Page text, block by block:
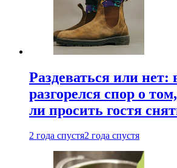
Раздеваться или нет:
разгорелся спор о
ли просить гостя
2 года спустя2 года спустя